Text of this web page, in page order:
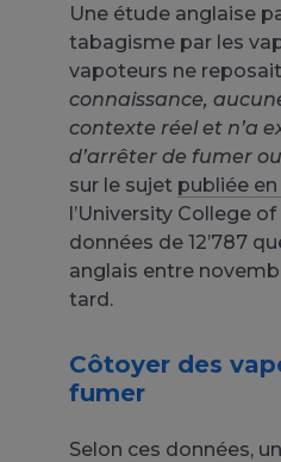
Une étude anglaise
tabagisme par les
vapoteurs ne
connaissance,
contexte réel et n’a
d’arrêter de fumer
sur le sujet publiée
l’University College
données de 12’787
anglais entre
tard.
Côtoyer des
fumer
Selon ces données,